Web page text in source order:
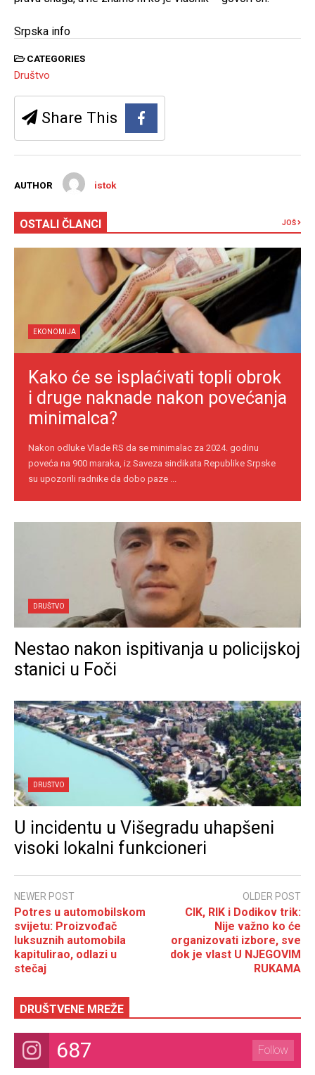
Srpska info
CATEGORIES
Društvo
Share This
AUTHOR istok
OSTALI ČLANCI JOŠ
EKONOMIJA
Kako će se isplaćivati topli obrok
i druge naknade nakon povećanja
minimalca?
Nakon odluke Vlade RS da se minimalac za 2024. godinu
poveća na 900 maraka, iz Saveza sindikata Republike Srpske
su upozorili radnike da dobo paze ...
DRUŠTVO
Nestao nakon ispitivanja u policijskoj
stanici u Foči
DRUŠTVO
U incidentu u Višegradu uhapšeni
visoki lokalni funkcioneri
NEWER POST
Potres u automobilskom
svijetu: Proizvođač
luksuznih automobila
kapitulirao, odlazi u
stečaj
OLDER POST
CIK, RIK i Dodikov trik:
Nije važno ko će
organizovati izbore, sve
dok je vlast U NJEGOVIM
RUKAMA
DRUŠTVENE MREŽE
687 Follow